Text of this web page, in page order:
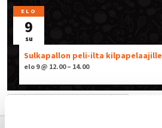
ELO
9
su
Sulkapallon peli-ilta kilpapelaajille
elo 9 @ 12.00 – 14.00